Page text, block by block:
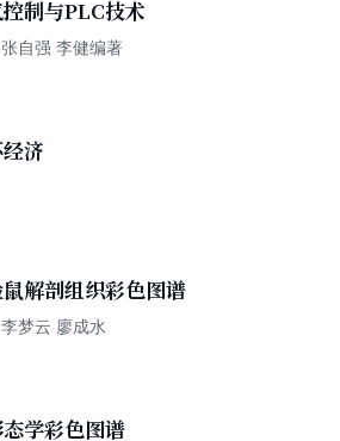
控制与PLC技术
自强 李健编著
济
解剖组织彩色图谱
梦云 廖成水
态学彩色图谱